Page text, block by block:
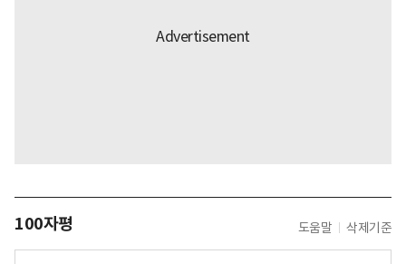
100자평 도움말 삭제기준